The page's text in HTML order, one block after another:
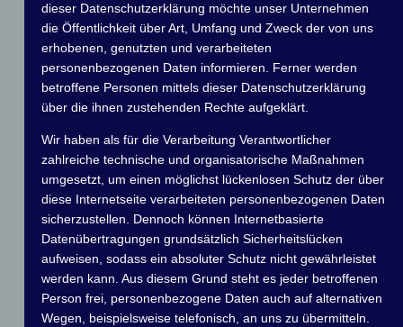
Mit diesem Formular kann eine Fahrt für den
Touristikpokal des MC Grünau gemeldet werden.
Ihr habt 14 Tage nach der Fahrt dafür Zeit! Wenn ihr es mal
doch nicht schafft , sendet innerhalb der 14-tägigen Frist
eine Mail an der Sportwart!
Er entscheidet dann wie eure verspätete Meldung dann
registriet wird!
Bitte alle Daten eintragen und eure Startnummern ab jetzt
auch eintragen! Bitte jede Schleusen- und
Hubbrückendurchfahrt extra angeben.
Übernachtungen auf dem Boot werden auch
gewertet,wenn ihr nicht im Hafen liegt!!!
dieser Datenschutzerklärung möchte unser Unternehmen
die Öffentlichkeit über Art, Umfang und Zweck der von uns
erhobenen, genutzten und verarbeiteten
personenbezogenen Daten informieren. Ferner werden
betroffene Personen mittels dieser Datenschutzerklärung
über die ihnen zustehenden Rechte aufgeklärt.
Wir haben als für die Verarbeitung Verantwortlicher
zahlreiche technische und organisatorische Maßnahmen
umgesetzt, um einen möglichst lückenlosen Schutz der über
diese Internetseite verarbeiteten personenbezogenen Daten
sicherzustellen. Dennoch können Internetbasierte
Datenübertragungen grundsätzlich Sicherheitslücken
aufweisen, sodass ein absoluter Schutz nicht gewährleistet
werden kann. Aus diesem Grund steht es jeder betroffenen
Person frei, personenbezogene Daten auch auf alternativen
Wegen, beispielsweise telefonisch, an uns zu übermitteln.